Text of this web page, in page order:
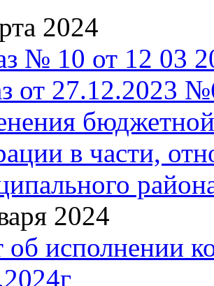
2024
№ 10 от 12 03
от 27.12.2023
в части,
2024
об исполнении